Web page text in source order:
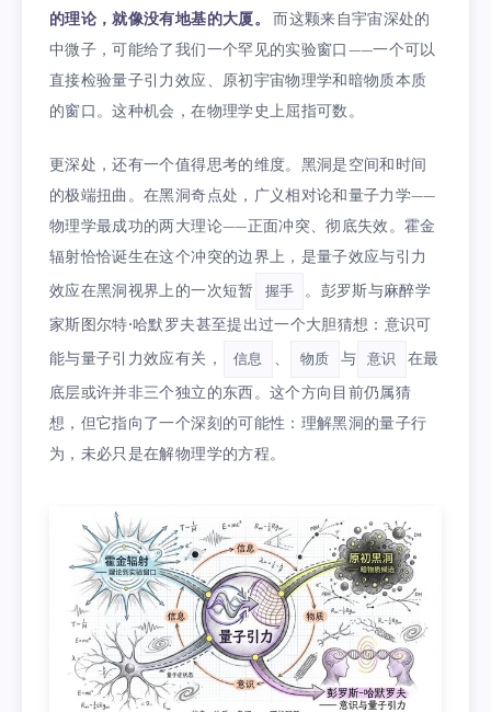
的理论，就像没有地基的大厦。
而这颗来自宇宙深处的
中微子，可能给了我们一个罕见的实验窗口——一个可以
直接检验量子引力效应、原初宇宙物理学和暗物质本质
的窗口。这种机会，在物理学史上屈指可数。
更深处，还有一个值得思考的维度。黑洞是空间和时间
的极端扭曲。在黑洞奇点处，广义相对论和量子力学——
物理学最成功的两大理论——正面冲突、彻底失效。霍金
辐射恰恰诞生在这个冲突的边界上，是量子效应与引力
效应在黑洞视界上的一次短暂
握手
。彭罗斯与麻醉学
家斯图尔特·哈默罗夫甚至提出过一个大胆猜想：意识可
能与量子引力效应有关，
信息 、 物质 与 意识
在最
底层或许并非三个独立的东西。这个方向目前仍属猜
想，但它指向了一个深刻的可能性：理解黑洞的量子行
为，未必只是在解物理学的方程。